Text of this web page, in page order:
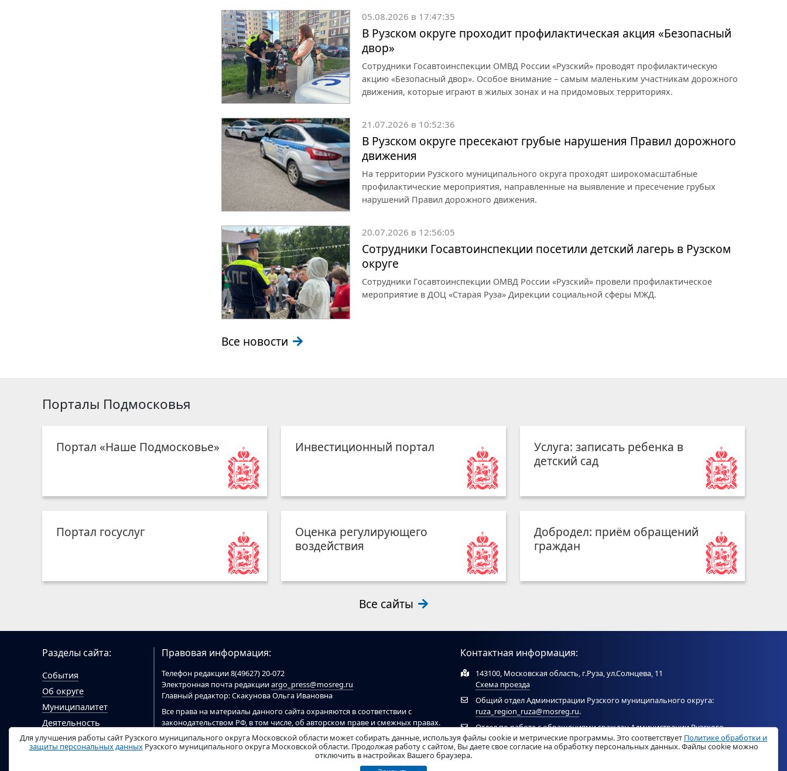
05.08.2026 в 17:47:35
В Рузском округе проходит профилактическая акция «Безопасный
двор»
Сотрудники Госавтоинспекции ОМВД России «Рузский» проводят профилактическую
акцию «Безопасный двор». Особое внимание – самым маленьким участникам дорожного
движения, которые играют в жилых зонах и на придомовых территориях.
21.07.2026 в 10:52:36
В Рузском округе пресекают грубые нарушения Правил дорожного
движения
На территории Рузского муниципального округа проходят широкомасштабные
профилактические мероприятия, направленные на выявление и пресечение грубых
нарушений Правил дорожного движения.
20.07.2026 в 12:56:05
Сотрудники Госавтоинспекции посетили детский лагерь в Рузском
округе
Сотрудники Госавтоинспекции ОМВД России «Рузский» провели профилактическое
мероприятие в ДОЦ «Старая Руза» Дирекции социальной сферы МЖД.
Все новости
Порталы Подмосковья
Портал «Наше Подмосковье» Инвестиционный портал
Услуга: записать ребенка в
детский сад
Портал госуслуг
Оценка регулирующего
воздействия
Добродел: приём обращений
граждан
Все сайты
Разделы сайта:
События
Об округе
Муниципалитет
Деятельность
Гражданам
Документы
Правовая информация:
Телефон редакции 8(49627) 20-072
Электронная почта редакцииargo_press@mosreg.ru
Главный редактор: Скакунова Ольга Ивановна
Все права на материалы данного сайта охраняются в соответствии с
законодательством РФ, в том числе, об авторском праве и смежных правах.
При цитировании материалов обязательна ссылка на сайт
цитировании электронными ресурсами обязательна гиперссылка на сайт
Контактная информация:
143100, Московская область, г.Руза, ул.Солнцева, 11
Схема проезда
Общий отдел Администрации Рузского муниципального округа:
ruza_region_ruza@mosreg.ru.
Отдел по работе с обращениями граждан Администрации Рузского
муниципального округа: ruza_og_argo@mosreg.ru.
Для улучшения работы сайт Рузского муниципального округа Московской области может собирать данные, используя файлы cookie и метрические программы. Это соответствует Политике обработки и
защиты персональных данныхРузского муниципального округа Московской области. Продолжая работу с сайтом, Вы даете свое согласие на обработку персональных данных. Файлы cookie можно
отключить в настройках Вашего браузера.